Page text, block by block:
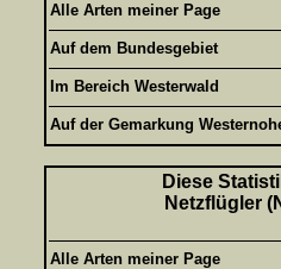
Alle Arten meiner Page
Auf dem Bundesgebiet
Im Bereich Westerwald
Auf der Gemarkung
Diese
Netzflügler
Alle Arten meiner Page